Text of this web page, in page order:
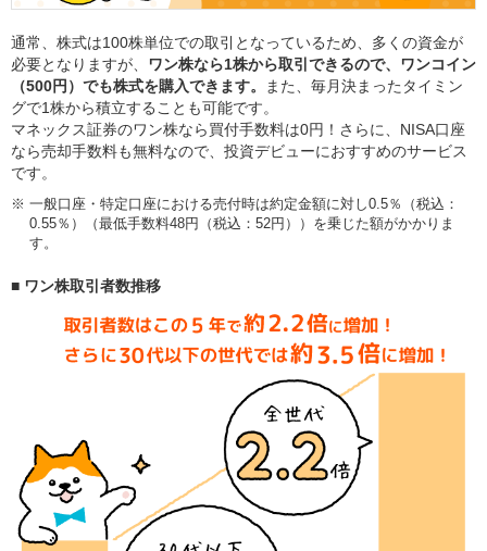
通常、株式は100株単位での取引となっているため、多くの資金が
必要となりますが、
ワン株なら1株から取引できるので、ワンコイン
（500円）でも株式を購入できます。
また、毎月決まったタイミン
グで1株から積立することも可能です。
マネックス証券のワン株なら買付手数料は0円！さらに、NISA口座
なら売却手数料も無料なので、投資デビューにおすすめのサービス
です。
※ 一般口座・特定口座における売付時は約定金額に対し0.5％（税込：
0.55％）（最低手数料48円（税込：52円））を乗じた額がかかりま
す。
■ ワン株取引者数推移